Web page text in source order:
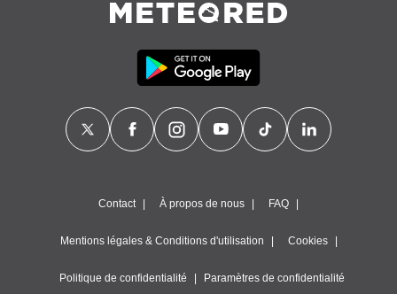
Contact À propos de nous FAQ
Mentions légales & Conditions d'utilisation Cookies
Politique de confidentialité Paramètres de confidentialité